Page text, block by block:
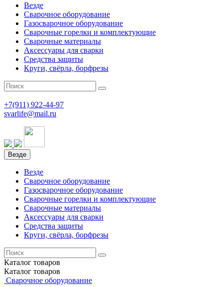
Везде
Сварочное оборудование
Газосварочное оборудование
Сварочные горелки и комплектующие
Сварочные материалы
Аксессуары для сварки
Средства защиты
Круги, свёрла, борфрезы
+7(911) 922-44-97
svarlife@mail.ru
Везде
Везде
Сварочное оборудование
Газосварочное оборудование
Сварочные горелки и комплектующие
Сварочные материалы
Аксессуары для сварки
Средства защиты
Круги, свёрла, борфрезы
Каталог товаров
Каталог товаров
Сварочное оборудование